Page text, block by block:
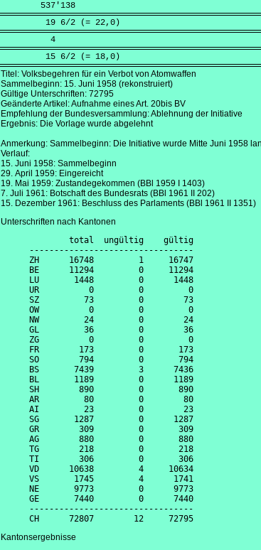
        537'138
         19 6/2 (=
22,0 )
          4
         15 6/2 (=
18,0 )
Titel: Volksbegehren für ein Verbot von Atomwaffen
Sammelbeginn: 15. Juni 1958 (rekonstruiert)
Gültige Unterschriften: 72795
Geänderte Artikel: Aufnahme eines Art. 20bis BV
Empfehlung der Bundesversammlung: Ablehnung der Initiative
Ergebnis: Die Vorlage wurde abgelehnt
Anmerkung: Sammelbeginn: Die Initiative wurde Mitte Juni 1958
Verlauf:
15. Juni 1958: Sammelbeginn
29. April 1959: Eingereicht
19. Mai 1959: Zustandegekommen (BBl 1959 I 1403)
7. Juli 1961: Botschaft des Bundesrats (BBl 1961 II 202)
15. Dezember 1961: Beschluss des Parlaments (BBl 1961 II 1351)
Unterschriften nach Kantonen
        total  ungültig    gültig
---------------------------------
ZH      16748         1     16747
BE      11294         0     11294
LU       1448         0      1448
UR          0         0         0
SZ         73         0        73
OW          0         0         0
NW         24         0        24
GL         36         0        36
ZG          0         0         0
FR        173         0       173
SO        794         0       794
BS       7439         3      7436
BL       1189         0      1189
SH        890         0       890
AR         80         0        80
AI         23         0        23
SG       1287         0      1287
GR        309         0       309
AG        880         0       880
TG        218         0       218
TI        306         0       306
VD      10638         4     10634
VS       1745         4      1741
NE       9773         0      9773
GE       7440         0      7440
---------------------------------
Kantonsergebnisse